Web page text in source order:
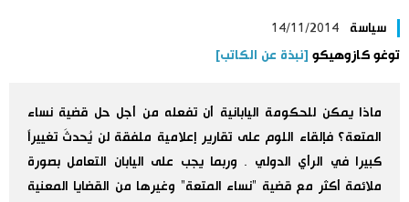
مانغا وأنيمي
علوم وتكنولوجيا
الأقسام
سياسة
14/11/2014
توغو كازوهيكو [نبذة عن الكاتب]
ماذا يمكن للحكومة اليابانية أن تفعله من أجل حل قضية نساء
المتعة؟ فإلقاء اللوم على تقارير إعلامية ملفقة لن يُحدثَ تغييراً
كبيرا في الرأي الدولي . وربما يجب على اليابان التعامل بصورة
ملائمة أكثر مع قضية "نساء المتعة" وغيرها من القضايا المعنية